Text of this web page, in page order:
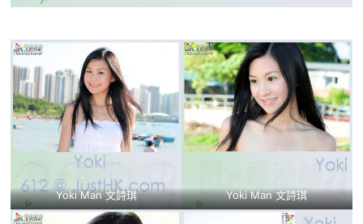
Yoki Man 文詩琪 Yoki Man 文詩琪